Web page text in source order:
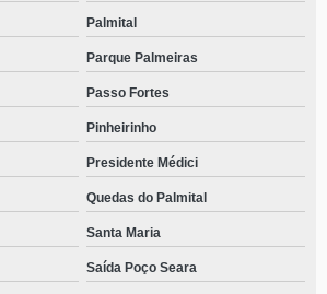
Palmital
Parque Palmeiras
Passo Fortes
Pinheirinho
Presidente Médici
Quedas do Palmital
Santa Maria
Saída Poço Seara